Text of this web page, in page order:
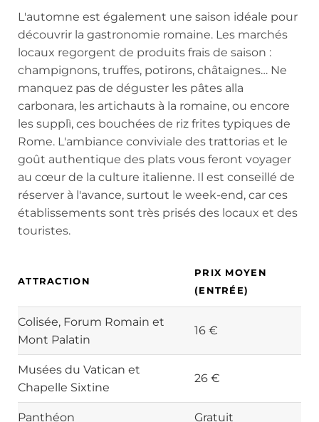
L'automne est également une saison idéale pour
découvrir la gastronomie romaine. Les marchés
locaux regorgent de produits frais de saison :
champignons, truffes, potirons, châtaignes… Ne
manquez pas de déguster les pâtes alla
carbonara, les artichauts à la romaine, ou encore
les supplì, ces bouchées de riz frites typiques de
Rome. L'ambiance conviviale des trattorias et le
goût authentique des plats vous feront voyager
au cœur de la culture italienne. Il est conseillé de
réserver à l'avance, surtout le week-end, car ces
établissements sont très prisés des locaux et des
touristes.
ATTRACTION
PRIX MOYEN
(ENTRÉE)
Colisée, Forum Romain et
Mont Palatin
16 €
Musées du Vatican et
Chapelle Sixtine
26 €
Panthéon Gratuit